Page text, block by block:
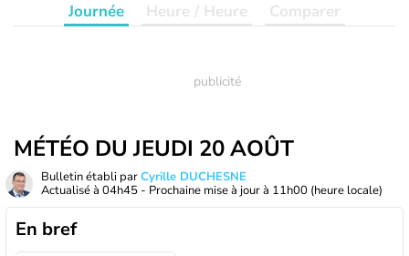
Journée Heure / Heure Comparer
MÉTÉO DU JEUDI 20 AOÛT
Bulletin établi parCyrille DUCHESNE
Actualisé à 04h45 - Prochaine mise à jour à 11h00 (heure locale)
En bref